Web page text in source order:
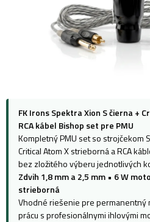
FK Irons Spektra Xion S čierna +
RCA kábel Bishop set pre PMU
Kompletný PMU set so strojčekom
Critical Atom X strieborná a RCA
bez zložitého výberu jednotlivých
Zdvih 1,8 mm a 2,5 mm • 6 W
strieborná
Vhodné riešenie pre permanentný
prácu s profesionálnymi ihlovými